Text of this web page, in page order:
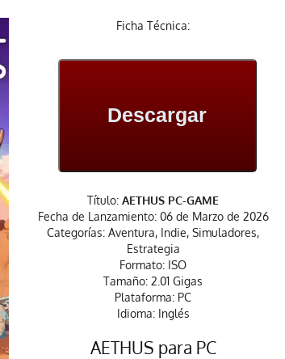
Ficha Técnica:
Descargar
Título: AETHUS PC-GAME
Fecha de Lanzamiento: 06 de Marzo de 2026
Categorías: Aventura, Indie, Simuladores,
Estrategia
Formato: ISO
Tamaño: 2.01 Gigas
Plataforma: PC
Idioma: Inglés
AETHUS para PC